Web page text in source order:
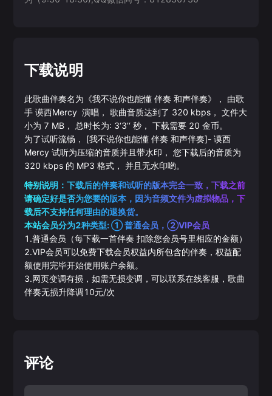
下载说明
此歌曲伴奏名为《我不说你也能懂 伴奏 和声伴奏》， 由歌
手 谟西Mercy 演唱， 歌曲音质达到了 320 kbps， 文件大
小为 7 MB， 总时长为: 3‘3’‘秒， 下载需要 20 金币。
为了试听流畅， [我不说你也能懂 伴奏 和声伴奏]- 谟西
Mercy 试听为压缩的音质并且带水印， 您下载后的音质为
320 kbps 的 MP3 格式， 并且无水印哟。
特别说明：下载后的伴奏和试听的版本完全一致，下载之前
请确定好是否为您要的版本，因为音频文件为虚拟物品，下
载后不支持任何理由的退换货。
本站会员分为2种类型: ① 普通会员，②VIP会员
1.普通会员（每下载一首伴奏 扣除您会员号里相应的金额）
2.VIP会员可以免费下载会员权益内所包含的伴奏，权益配
额使用完毕开始使用账户余额。
3.网页变调有损，如需无损变调，可以联系在线客服，歌曲
伴奏无损升降调10元/次
评论